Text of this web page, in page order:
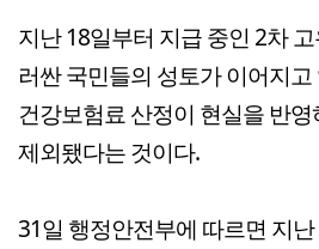
지난 18일부터 지급 중인 2차
러싼 국민들의 성토가 이어지
건강보험료 산정이 현실을 반
제외됐다는 것이다.
31일 행정안전부에 따르면 지